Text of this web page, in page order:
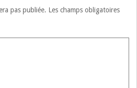
pas publiée. Les champs obligatoires